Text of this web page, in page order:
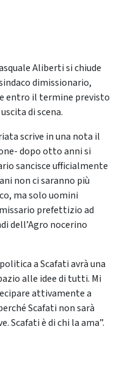
Aliberti si chiude
dimissionario,
entro il termine previsto
di scena.
scrive in una nota il
dopo otto anni si
sancisce ufficialmente
non ci saranno più
ma solo uomini
prefettizio ad
dell’Agro nocerino
a Scafati avrà una
alle idee di tutti. Mi
attivamente a
Scafati non sarà
Scafati è di chi la ama”.